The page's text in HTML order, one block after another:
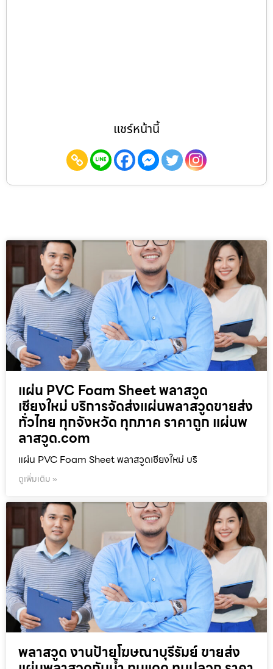
แชร์หน้านี้
แผ่น PVC Foam Sheet พลาสวูด
เชียงใหม่ บริการจัดส่งแผ่นพลาสวูดขายส่ง
ทั่วไทย ทุกจังหวัด ทุกภาค ราคาถูก แผ่นพ
ลาสวูด.com
แผ่น PVC Foam Sheet พลาสวูดเชียงใหม่ บริ
ดูเพิ่มเติม »
พลาสวูด งานป้ายโฆษณาบุรีรัมย์ ขายส่ง